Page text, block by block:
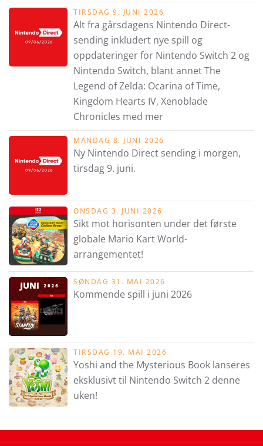
TIRSDAG 9. JUNI 2026
Alt fra gårsdagens Nintendo Direct-
sending inkludert nye spill og
oppdateringer for Nintendo Switch 2 og
Nintendo Switch, blant annet The
Legend of Zelda: Ocarina of Time,
Kingdom Hearts IV, Xenoblade
Chronicles med mer
MANDAG 8. JUNI 2026
Ny Nintendo Direct sending i morgen,
tirsdag 9. juni.
ONSDAG 3. JUNI 2026
Sikt mot horisonten under det første
globale Mario Kart World-
arrangementet!
SØNDAG 31. MAI 2026
Kommende spill i juni 2026
TIRSDAG 19. MAI 2026
Yoshi and the Mysterious Book lanseres
eksklusivt til Nintendo Switch 2 denne
uken!